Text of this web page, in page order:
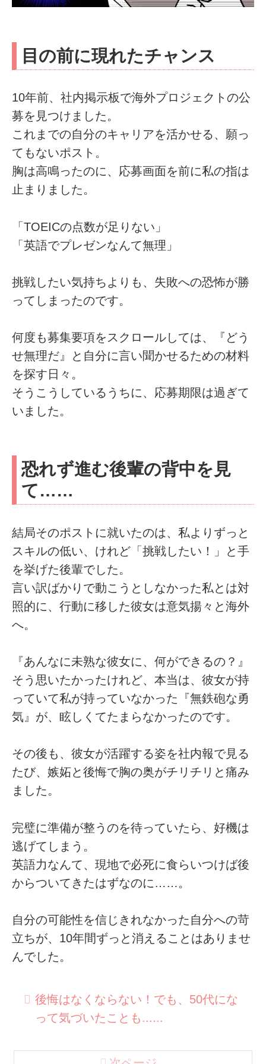
目の前に現れたチャンス
10年前、社内掲示板で海外プロジェクトの公
募を見つけました。
これまでの自分のキャリアを活かせる、願っ
てもないポスト。
胸は高鳴ったのに、応募画面を前に私の指は
止まりました。
「TOEICの点数が足りない」
「英語でプレゼンなんて無理」
挑戦したい気持ちよりも、失敗への恐怖が勝
ってしまったのです。
何度も募集要項をスクロールしては、『どう
せ無理だ』と自分に言い聞かせるための材料
を探す日々。
そうこうしているうちに、応募期限は過ぎて
いました。
恐れず進む後輩の背中を見
て……
結局そのポストに就いたのは、私よりずっと
スキルの低い、けれど「挑戦したい！」と手
を挙げた後輩でした。
言い訳ばかりで動こうとしなかった私とは対
照的に、行動に移した彼女は意気揚々と海外
へ。
『あんなに未熟な彼女に、何ができるの？』
そう思いたかったけれど、本当は、彼女が持
っていて私が持っていなかった『無鉄砲な勇
気』が、眩しくてたまらなかったのです。
その後も、彼女が活躍する姿を社内報で見る
たび、嫉妬と後悔で胸の奥がチリチリと痛み
ました。
完璧に準備が整うのを待っていたら、好機は
逃げてしまう。
英語力なんて、現地で必死に食らいつけば後
からついてきたはずなのに……。
自分の可能性を信じきれなかった自分への苛
立ちが、10年間ずっと消えることはありませ
んでした。
後悔はなくならない！でも、50代にな
って気づいたことも......